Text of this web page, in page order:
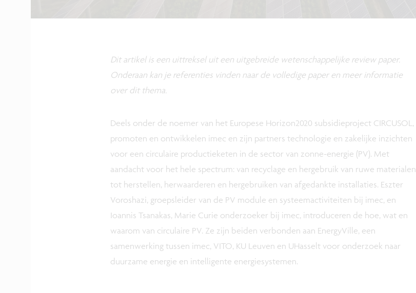
Dit artikel is een uittreksel uit een uitgebreide wetenschappelijke review paper.
Onderaan kan je referenties vinden naar de volledige paper en meer informatie
over dit thema.
Deels onder de noemer van het Europese Horizon2020 subsidieproject CIRCUSOL,
promoten en ontwikkelen imec en zijn partners technologie en zakelijke inzichten
voor een circulaire productieketen in de sector van zonne-energie (PV). Met
aandacht voor het hele spectrum: van recyclage en hergebruik van ruwe materialen
tot herstellen, herwaarderen en hergebruiken van afgedankte installaties. Eszter
Voroshazi, groepsleider van de PV module en systeemactiviteiten bij imec, en
Ioannis Tsanakas, Marie Curie onderzoeker bij imec, introduceren de hoe, wat en
waarom van circulaire PV. Ze zijn beiden verbonden aan EnergyVille, een
samenwerking tussen imec, VITO, KU Leuven en UHasselt voor onderzoek naar
duurzame energie en intelligente energiesystemen.